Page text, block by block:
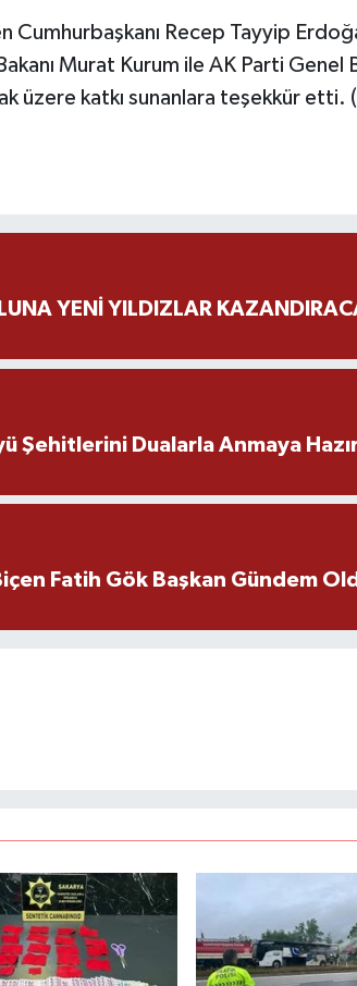
Cumhurbaşkanı Recep Tayyip
Murat Kurum ile AK Parti Genel
üzere katkı sunanlara teşekkür etti.
YENİ YILDIZLAR
Şehitlerini Dualarla Anmaya
Fatih Gök Başkan Gündem